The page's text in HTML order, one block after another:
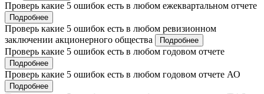
Проверь какие 5 ошибок есть в любом ежеквартальном отчете
Подробнее
Проверь какие 5 ошибок есть в любом ревизионном
заключении акционерного общества
Подробнее
Проверь какие 5 ошибок есть в любом годовом отчете
Подробнее
Проверь какие 5 ошибок есть в любом годовом отчете АО
Подробнее